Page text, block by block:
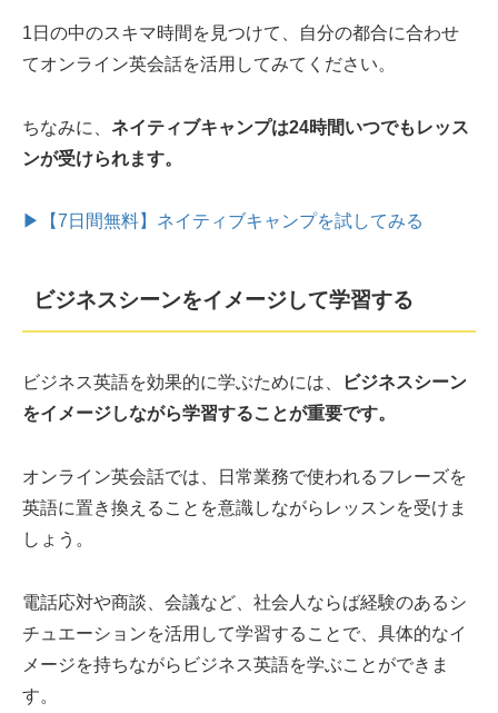
1日の中のスキマ時間を見つけて、自分の都合に合わせ
てオンライン英会話を活用してみてください。
ちなみに、 ネイティブキャンプは24時間いつでもレッス
ンが受けられます。
▶【7日間無料】ネイティブキャンプを試してみる
ビジネスシーンをイメージして学習する
ビジネス英語を効果的に学ぶためには、
ビジネスシーン
をイメージしながら学習することが重要です。
オンライン英会話では、日常業務で使われるフレーズを
英語に置き換えることを意識しながらレッスンを受けま
しょう。
電話応対や商談、会議など、社会人ならば経験のあるシ
チュエーションを活用して学習することで、具体的なイ
メージを持ちながらビジネス英語を学ぶことができま
す。